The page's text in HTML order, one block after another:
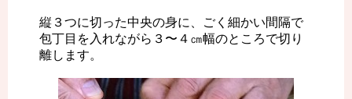
縦３つに切った中央の身に、ごく細かい間隔で
包丁目を入れながら３〜４㎝幅のところで切り
離します。